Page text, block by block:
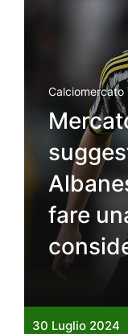
Calciomercato
fare
30 Luglio 2024